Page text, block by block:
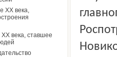
ХХ века,
века, ставшее